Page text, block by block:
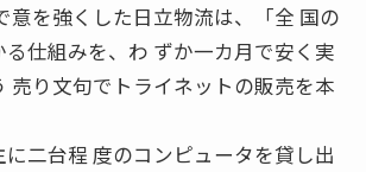
意を強くした日立物流は、「全 国の
仕組みを、わ ずか一カ月で安く実
売り文句でトライネットの販売を本
二台程 度のコンピュータを貸し出